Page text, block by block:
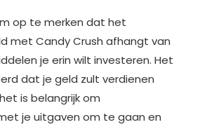
op te merken dat het
met Candy Crush afhangt van
je erin wilt investeren. Het
dat je geld zult verdienen
is belangrijk om
je uitgaven om te gaan en